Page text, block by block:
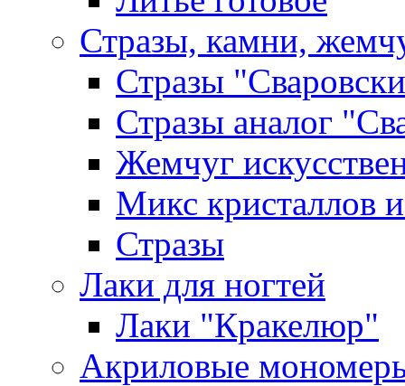
Стразы, камни,
Стразы
Стразы аналог
Жемчуг
Микс кристаллов
Стразы
Лаки для ногтей
Лаки "Кракелюр"
Акриловые